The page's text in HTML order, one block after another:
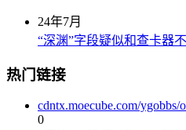
24年7月
“深渊”字段疑似和查卡器
热门链接
cdntx.moecube.com/
0